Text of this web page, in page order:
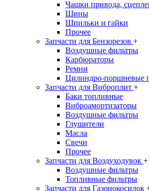
Чашки привода,
Шины
Шпильки и гайки
Прочее
Запчасти для Бензорезов +
Воздушные фильтры
Карбюраторы
Ремни
Цилиндро-поршневые
Запчасти для Виброплит +
Баки топливные
Виброамортизаторы
Воздушные фильтры
Глушители
Масла
Свечи
Прочее
Запчасти для Воздуходувок +
Воздушные фильтры
Топливные фильтры
Запчасти для Газонокосилок